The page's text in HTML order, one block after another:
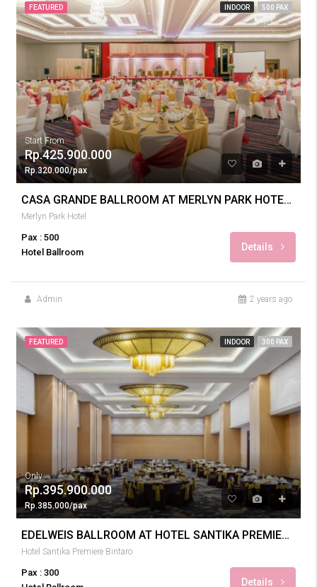
FEATURED INDOOR 500 PAX
Start From
Rp.425.900.000
Rp.320.000/pax
CASA GRANDE BALLROOM AT MERLYN PARK HOTEL WEDDING 500 PAX
Merlyn Park Hotel
Pax : 500
Hotel Ballroom
Details
Admin 2 years ago
FEATURED INDOOR 300 PAX
Only
Rp.395.900.000
Rp.385.000/pax
EDELWEIS BALLROOM AT HOTEL SANTIKA PREMIERE BINTARO WEDDING 300 PAX
Hotel Santika Premiere Bintaro
Pax : 300
Details